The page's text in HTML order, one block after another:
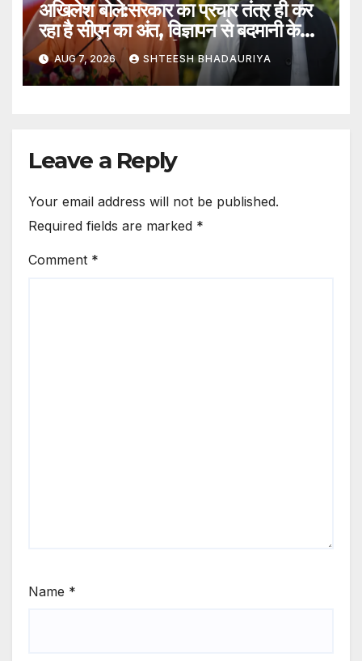
अखिलेश बोले:सरकार का प्रचार तंत्र ही कर
रहा है सीएम का अंत, विज्ञापन से बदमानी के
अलावा और कुछ नहीं मिला – Akhilesh
Said: The Government’s
Propaganda Machinery Is
Nothi
AUG 7, 2026 SHTEESH BHADAURIYA
Leave a Reply
Your email address will not be published.
Required fields are marked *
Comment *
Name *